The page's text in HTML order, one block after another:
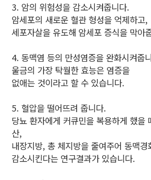
3. 암의 위험성을 감소시켜줍니다.
암세포의 새로운 혈관 형성을 억제하고,
세포자살을 유도해 암세포 증식을 막아
4. 동맥염 등의 만성염증을 완화시켜줍
울금의 가장 탁월한 효능은 염증을
없애는 것이라고 할 수 있습니다.
5. 혈압을 떨어뜨려 줍니다.
당뇨 환자에게 커큐민을 복용하게 했을
산,
내장지방, 총 체지방을 줄여주어 동맥경
감소시킨다는 연구결과가 있습니다.